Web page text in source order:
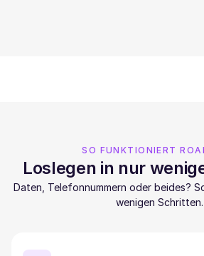
SO FUNKTIONIERT
Loslegen in nur
Daten, Telefonnummern oder beides?
wenigen Schritten.